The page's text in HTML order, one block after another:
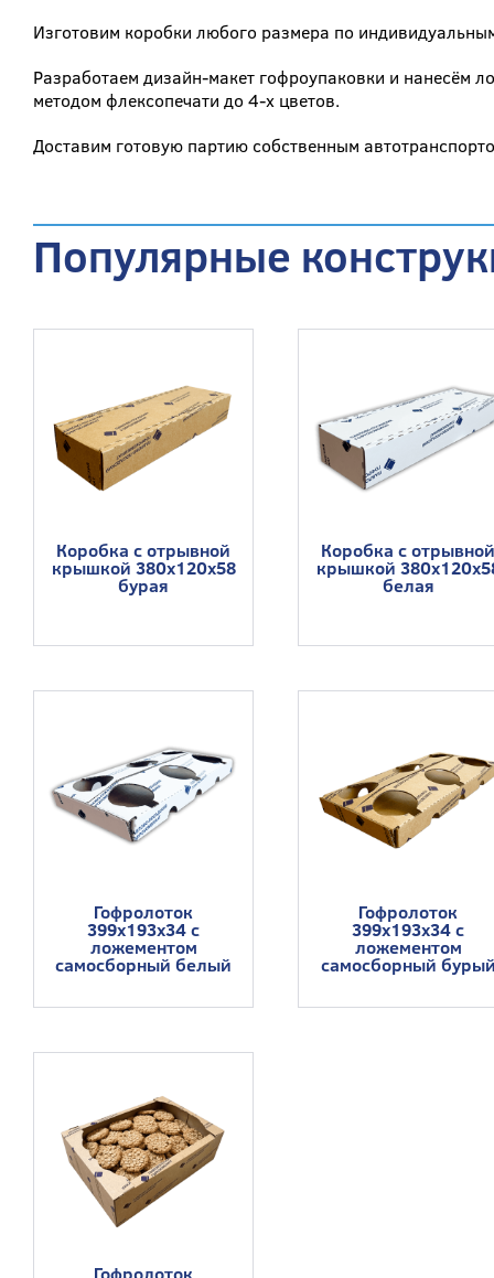
Изготовим коробки любого размера по
Разработаем дизайн-макет гофроупаковки и нанесём
методом флексопечати до 4-х цветов.
Доставим готовую партию собственным
Популярные
Коробка с отрывной
крышкой 380х120х58
бурая
Коробка с отрывной
крышкой
белая
Гофролоток
399x193x34 с
ложементом
самосборный белый
Гофролоток
399x193x34 с
ложементом
самосборный